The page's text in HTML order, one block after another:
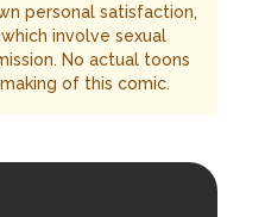
personal satisfaction,
involve sexual
No actual toons
of this comic.